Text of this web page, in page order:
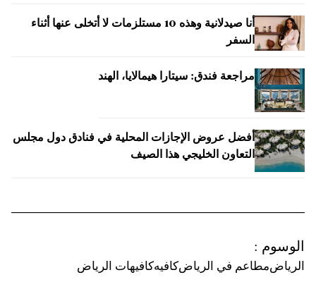
أنا صيدلانية وهذه 10 مستلزمات لا أتخلى عنها أثناء
السفر
مراجعة فندق: سيتارا هيمالايا، الهند
أفضل عروض الإجازات المحلية في فنادق دول مجلس
التعاون الخليجي هذا الصيف
الوسوم :
الرياضمطاعم في الرياضكافيهكافيهات الرياض